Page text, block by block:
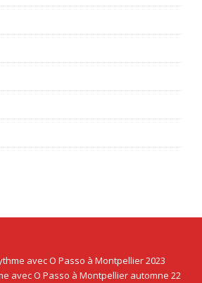
avec O Passo à Montpellier 2023
avec O Passo à Montpellier automne 22